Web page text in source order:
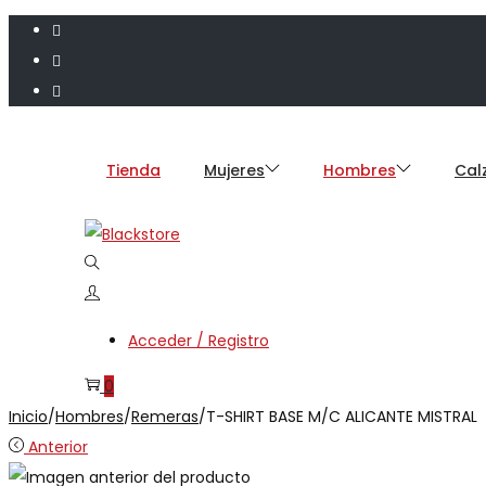
Tienda Mujeres Hombres
Acceder / Registro
0
Inicio/Hombres/Remeras/T-SHIRT BASE M/C ALICANTE MISTRAL
Anterior